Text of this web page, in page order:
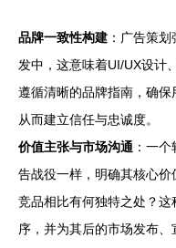
品牌一致性构建 ：广告策
发中，这意味着UI/UX设计
遵循清晰的品牌指南，确保
从而建立信任与忠诚度。
价值主张与市场沟通 ：一
告战役一样，明确其核心
竞品相比有何独特之处？
序，并为其后的市场发布、